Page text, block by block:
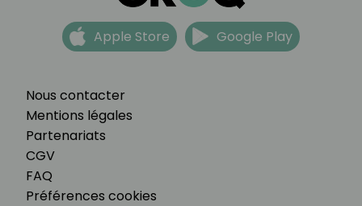
Nous contacter
Mentions légales
Partenariats
CGV
FAQ
Préférences cookies
Apple Store Google Play